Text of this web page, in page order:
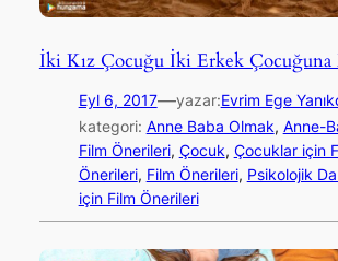
İki Kız Çocuğu İki Erkek Çocuğuna
Eyl 6, 2017—yazar:Evrim Ege
kategori: Anne Baba Olmak, Anne-
Film Önerileri, Çocuk, Çocuklar için
Önerileri, Film Önerileri, Psikolojik
için Film Önerileri